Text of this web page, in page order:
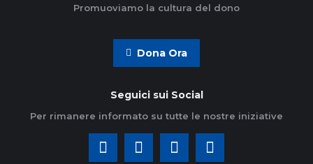
Promuoviamo la cultura del dono
Dona Ora
Seguici sui Social
Per rimanere informato su tutte le nostre iniziative